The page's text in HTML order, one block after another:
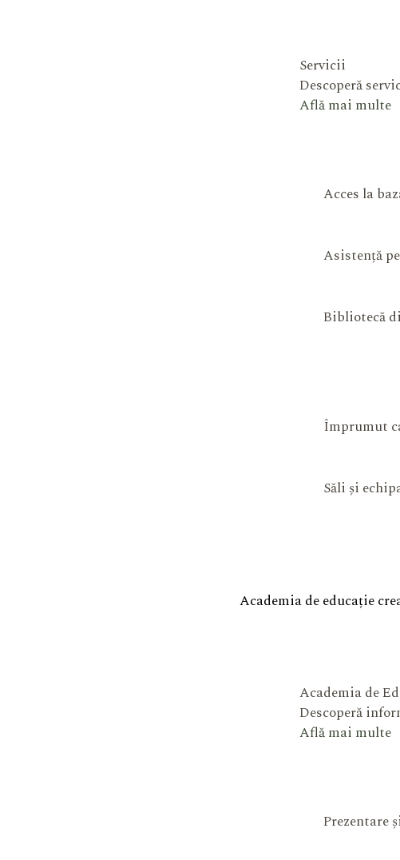
Servicii
Descoperă
Află mai multe
Acces la
Asistență
Bibliotecă
Împrumut
Săli și
Academia de educație
Academia de
Descoperă
Află mai multe
Prezentare